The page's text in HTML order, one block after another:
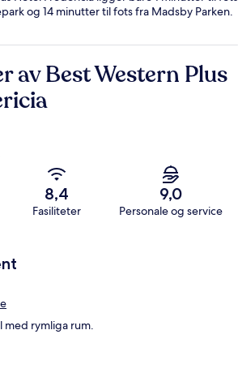
og 14 minutter til fots fra Madsby Parken.
av Best Western Plus
8,4
Fasiliteter
9,0
Personale og service
rymliga rum.